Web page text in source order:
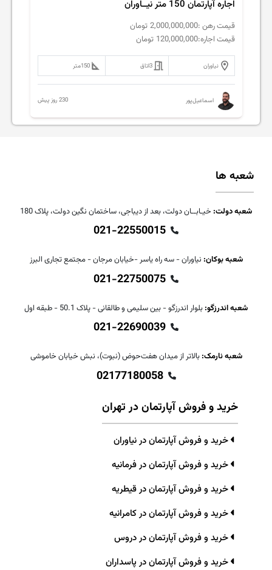
اجاره آپارتمان 150 متر نیــاوران
قیمت رهن :2,000,000,000 تومان
قیمت اجاره:120,000,000 تومان
نیاوران 3اتاق 150متر
اسماعیل‌پور 230 روز پیش
شعبه ها
شعبه دولت: خیـابــان دولت، بعد از دیباجی، ساختمان نگین دولت، پلاک 180
021-22550015
شعبه بوکان: نیاوران - سه راه یاسر -خیابان مرجان - مجتمع تجاری البرز
021-22750075
شعبه اندرزگو: بلوار اندرزگو - بین سلیمی و طالقانی - پلاک 50.1 - طبقه اول
021-22690039
شعبه نارمک: بالاتر از میدان هفت‌حوض (نبوت)، نبش خیابان خاموشی
02177180058
خرید و فروش آپارتمان در تهران
خرید و فروش آپارتمان در نیاوران
خرید و فروش آپارتمان در فرمانیه
خرید و فروش آپارتمان در قیطریه
خرید و فروش آپارتمان در کامرانیه
خرید و فروش آپارتمان در دروس
خرید و فروش آپارتمان در پاسداران